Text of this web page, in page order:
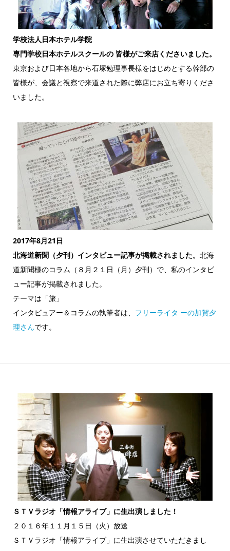
学校法人日本ホテル学院
専門学校日本ホテルスクールの 皆様がご来店くださいました。
東京および日本各地から石塚勉理事長様をはじめとする幹部の
皆様が、会議と視察で来道された際に弊店にお立ち寄りくださ
いました。
2017年8月21日
北海道新聞（夕刊）インタビュー記事が掲載されました。 北海
道新聞様のコラム（８月２１日（月）夕刊）で、私のインタビ
ュー記事が掲載されました。
テーマは「旅」
インタビュアー＆コラムの執筆者は、 フリーライタ ーの加賀夕
理さんです。
ＳＴＶラジオ「情報アライブ」に生出演しました！
２０１６年１１月１５日（火）放送
ＳＴＶラジオ「情報アライブ」に生出演させていただきまし